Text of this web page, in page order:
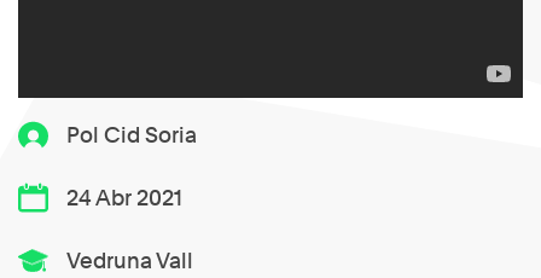
Pol Cid Soria
24 Abr 2021
Vedruna Vall